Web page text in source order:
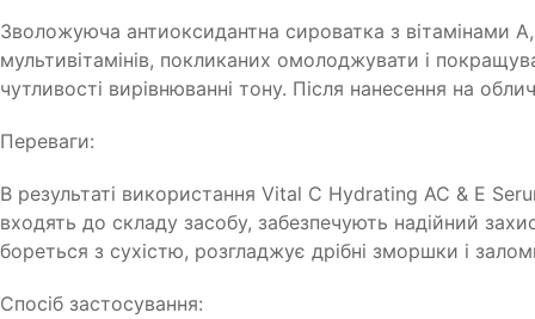
Зволожуюча антиоксидантна сироватка з вітамінами
мультивітамінів, покликаних омолоджувати і
чутливості вирівнюванні тону. Після нанесення на
Переваги:
В результаті використання Vital C Hydrating AC & E
входять до складу засобу, забезпечують надійний
бореться з сухістю, розгладжує дрібні зморшки і
Спосіб застосування: